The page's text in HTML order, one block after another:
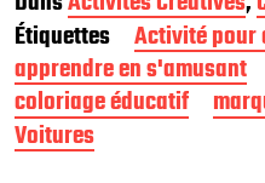
t
e
d
e
p
u
b
Étiquettes
Activité pour
apprendre en s'amusant
coloriage éducatif
Voitures